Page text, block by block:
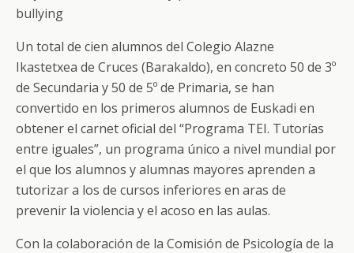
bullying
Un total de cien alumnos del Colegio Alazne
Ikastetxea de Cruces (Barakaldo), en concreto 50 de 3º
de Secundaria y 50 de 5º de Primaria, se han
convertido en los primeros alumnos de Euskadi en
obtener el carnet oficial del “Programa TEI. Tutorías
entre iguales”, un programa único a nivel mundial por
el que los alumnos y alumnas mayores aprenden a
tutorizar a los de cursos inferiores en aras de
prevenir la violencia y el acoso en las aulas.
Con la colaboración de la Comisión de Psicología de la